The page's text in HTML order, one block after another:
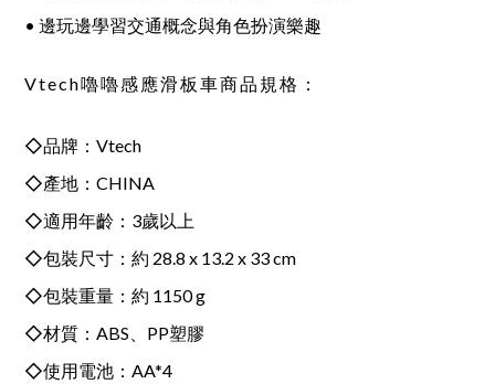
• 邊玩邊學習交通概念與角色扮演樂趣
Vtech嚕嚕感應滑板車商品規格：
◇品牌：Vtech
◇產地：CHINA
◇適用年齡：3歲以上
◇包裝尺寸：約 28.8 x 13.2 x 33 cm
◇包裝重量：約 1150 g
◇材質：ABS、PP塑膠
◇使用電池：AA*4